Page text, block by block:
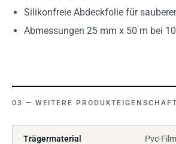
Silikonfreie Abdeckfolie für
Abmessungen 25 mm x 50 m bei
WEITERE
Trägermaterial Pvc-Film